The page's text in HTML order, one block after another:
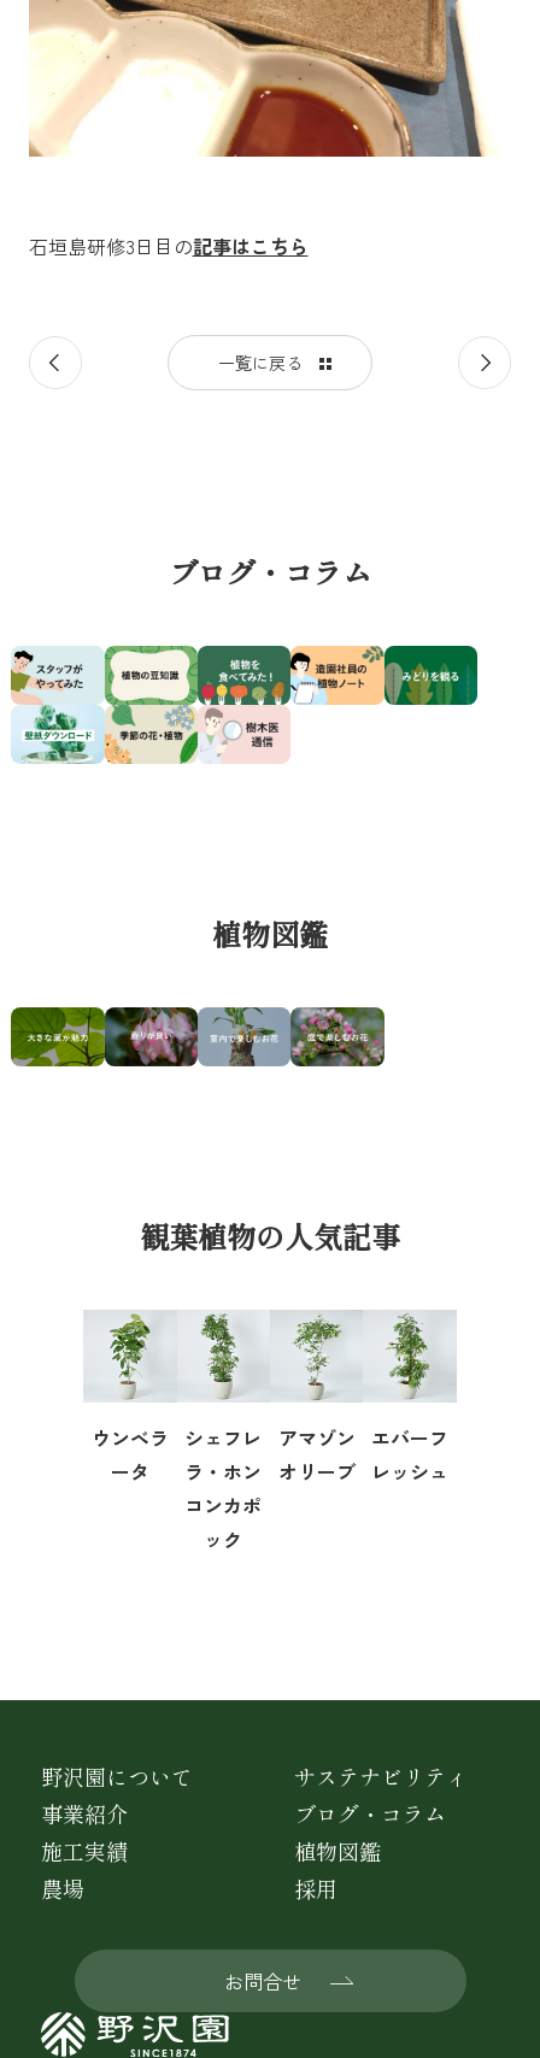
石垣島研修3日目の記事はこちら
前
の
一覧に戻る
次
の
ブログ・コラム
植物図鑑
観葉植物の人気記事
ウンベラ
ータ
シェフレ
ラ・ホン
コンカポ
ック
アマゾン
オリーブ
エバーフ
レッシュ
野沢園について
事業紹介
施工実績
農場
サステナビリティ
ブログ・コラム
植物図鑑
採用
お問合せ